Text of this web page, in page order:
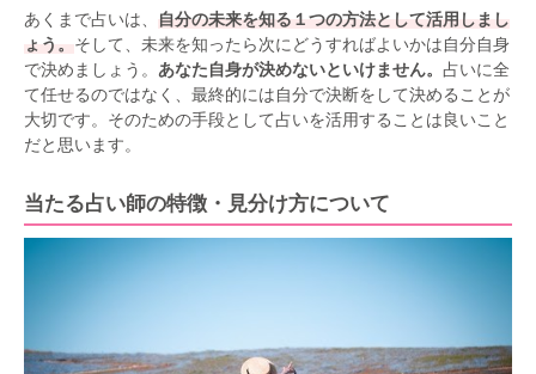
あくまで占いは、 自分の未来を知る１つの方法として活用しまし
ょう。 そして、未来を知ったら次にどうすればよいかは自分自身
で決めましょう。 あなた自身が決めないといけません。 占いに全
て任せるのではなく、最終的には自分で決断をして決めることが
大切です。そのための手段として占いを活用することは良いこと
だと思います。
当たる占い師の特徴・見分け方について